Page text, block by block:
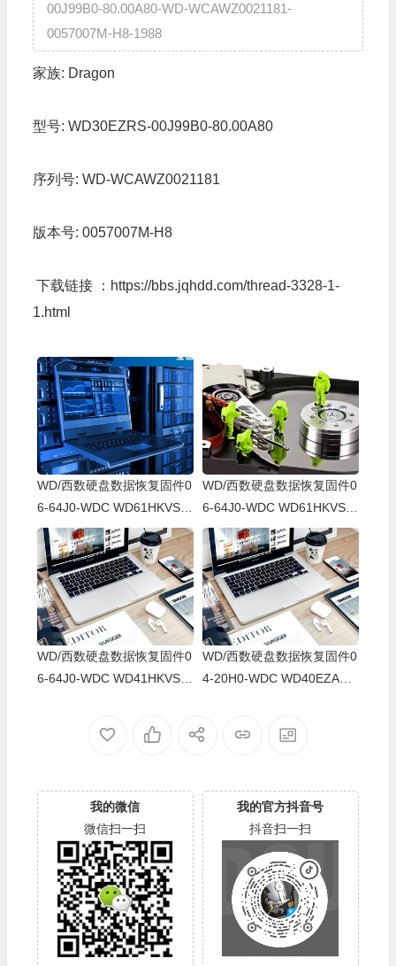
00J99B0-80.00A80-WD-WCAWZ0021181-
0057007M-H8-1988
家族: Dragon
型号: WD30EZRS-00J99B0-80.00A80
序列号: WD-WCAWZ0021181
版本号: 0057007M-H8
下载链接 ： https://bbs.jqhdd.com/thread-3328-1-
1.html
WD/西数硬盘数据恢复固件0
6-64J0-WDC WD61HKVS-7
8AUSY0-80-00A80-WD-WX
52D71DH04K-00060064-27
00
WD/西数硬盘数据恢复固件0
6-64J0-WDC WD61HKVS-7
8AUSY0-80-00A80-WD-WX
22D2143CAS-00060064-27
00
WD/西数硬盘数据恢复固件0
6-64J0-WDC WD41HKVS-7
WD/西数硬盘数据恢复固件0
4-20H0-WDC WD40EZAZ-0
700
我的微信
微信扫一扫
我的官方抖音号
抖音扫一扫